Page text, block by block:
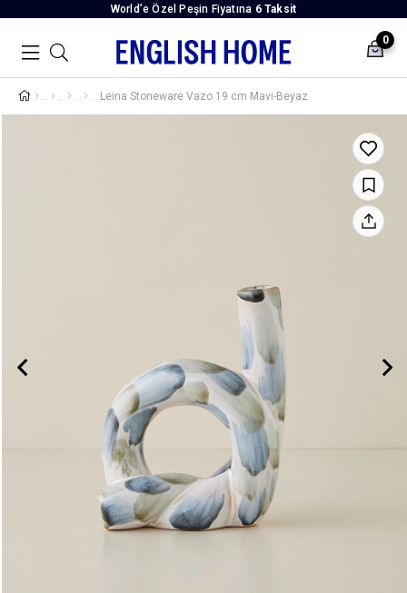
World’e Özel Peşin Fiyatına 6 Taksit
0
Leina Stoneware Vazo 19 cm Mavi-Beyaz